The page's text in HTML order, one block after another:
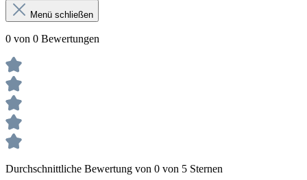
Menü schließen
0 von 0 Bewertungen
Durchschnittliche Bewertung von 0 von 5 Sternen